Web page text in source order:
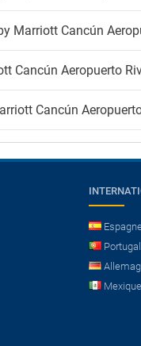
Marriott Cancún
Cancún Aeropuerto
Cancún
Portugal
Mexique